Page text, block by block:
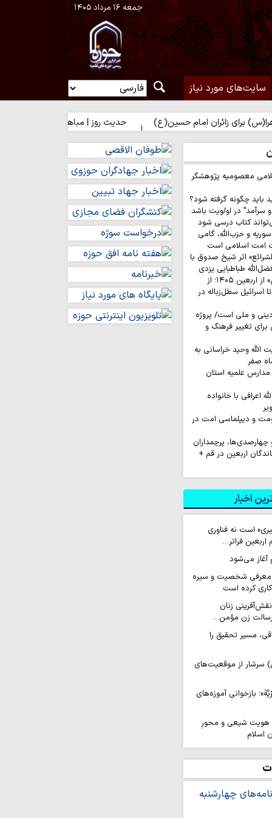
جمعه ۱۶ مرداد ۱۴۰۵
سایت‌های مورد نیاز
زائران امام حسین(ع) حدیث روز | مباهات خداوند به زائر امام
معصومیه پژوهشگر
باید چگونه گرفته شود؟
سرآمد" در اولویت باشد
کتاب درسی شود
و حزب‌الله، گامی
امت اسلامی است
اثر شیخ صدوق با
طباطبایی یزدی
روایت‌ کاربران «ایکس» از اربعین ۱۴۰۵؛ از
اسرائیل سطل‌زباله‌ در
و ملی است/ پروژه
تغییر فرهنگ و
الله وحید خراسانی به
صفر
علمیه استان
اعرافی با خانواده
و دیپلماسی امت در
پرچمداران
اربعین در قم +
اخبار
است نه فناوری
فراتر…
آغاز می‌شود
معرفی شخصیت و سیره
کرده است
زنان
رسالت زن مؤمن…
مسیر تحقیق را
سرشار از موقعیت‌های
بازخوانی آموزه‌های
هویت شیعی و محورِ
اسلام
، ریشه اصلیِ رنج‌های
شدن به محبت